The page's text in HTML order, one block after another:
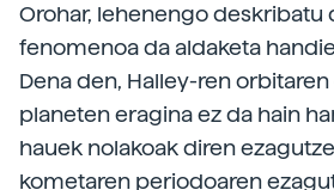
Orohar, lehenengo deskribatu
fenomenoa da aldaketa
Dena den, Halley-ren
planeten eragina ez da hain
hauek nolakoak diren
kometaren periodoaren